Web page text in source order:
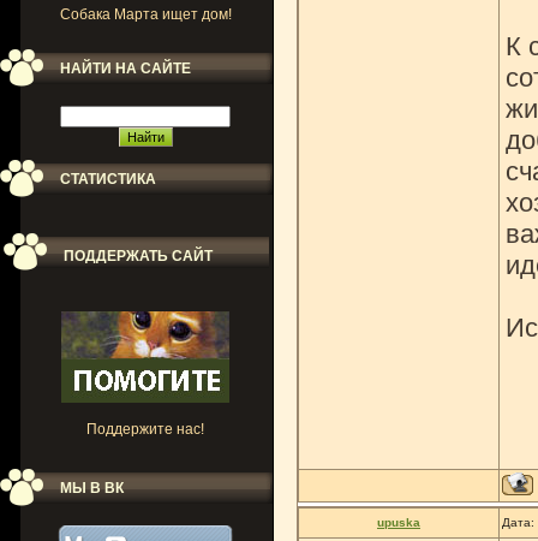
Собака Марта ищет дом!
НАЙТИ НА САЙТЕ
СТАТИСТИКА
ПОДДЕРЖАТЬ САЙТ
Поддержите нас!
МЫ В ВК
К
upuska